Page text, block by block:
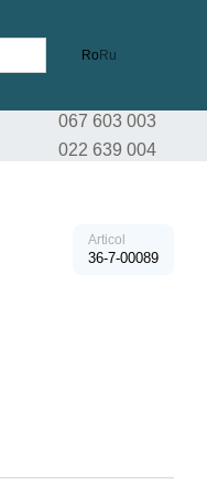
Ro Ru
067 603 003
022 639 004
Articol
36-7-00089